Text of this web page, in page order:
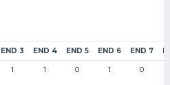
END 3 END 4 END 5 END 6 END 7
1 1 0 1 0